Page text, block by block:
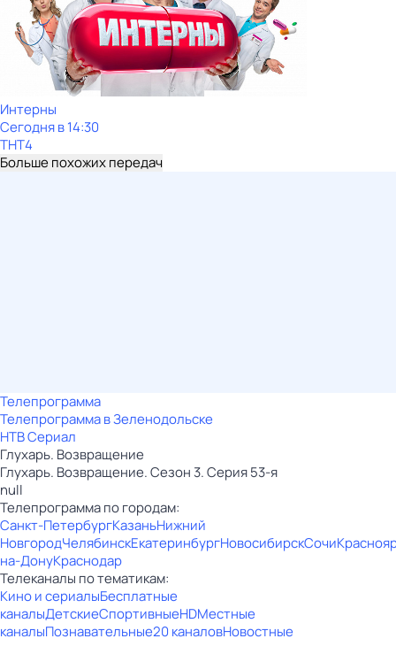
Интерны
Сегодня в 14:30
ТНТ4
Больше похожих передач
Телепрограмма
Телепрограмма в Зеленодольске
НТВ Сериал
Глухарь. Возвращение
Глухарь. Возвращение. Сезон 3. Серия 53-я
null
Телепрограмма по городам:
Санкт-ПетербургКазаньНижний
НовгородЧелябинскЕкатеринбургНовосибирскСочи
на-ДонуКраснодар
Телеканалы по тематикам:
Кино и сериалыБесплатные
каналыДетскиеСпортивныеHDМестные
каналыПознавательные20 каналовНовостные